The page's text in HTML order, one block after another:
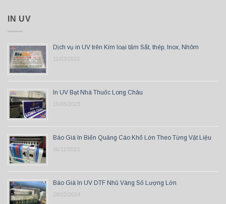
IN UV
Dịch vụ in UV trên Kim loại tấm Sắt, thép, Inox, Nhôm
11/03/2023
In UV Bạt Nhà Thuốc Long Châu
16/05/2023
Báo Giá In Biển Quảng Cáo Khổ Lớn Theo Từng Vật Liệu
06/11/2023
Báo Giá In UV DTF Nhũ Vàng Số Lượng Lớn
28/02/2024